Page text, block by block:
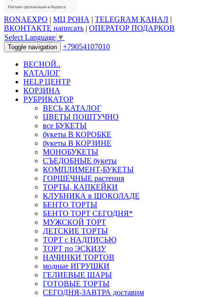
RONAEXPO | МЦ РОНА | TELEGRAM КАНАЛ |
ВКОНТАКТЕ написать | ОПЕРАТОР ПОДАРКОВ
Select Language ▼
Toggle navigation +79054107010
ВЕСНОЙ..
КАТАЛОГ
HELP ЦЕНТР
КОРЗИНА
РУБРИКАТОР
ВЕСЬ КАТАЛОГ
ЦВЕТЫ ПОШТУЧНО
все БУКЕТЫ
букеты В КОРОБКЕ
букеты В КОРЗИНЕ
МОНОБУКЕТЫ
СЪЕДОБНЫЕ букеты
КОМПЛИМЕНТ-БУКЕТЫ
ГОРШЕЧНЫЕ растения
ТОРТЫ, КАПКЕЙКИ
КЛУБНИКА в ШОКОЛАДЕ
БЕНТО ТОРТЫ
БЕНТО ТОРТ СЕГОДНЯ*
МУЖСКОЙ ТОРТ
ДЕТСКИЕ ТОРТЫ
ТОРТ с НАДПИСЬЮ
ТОРТ по ЭСКИЗУ
НАЧИНКИ ТОРТОВ
модные ИГРУШКИ
ГЕЛИЕВЫЕ ШАРЫ
ГОТОВЫЕ ТОРТЫ
СЕГОДНЯ-ЗАВТРА доставим